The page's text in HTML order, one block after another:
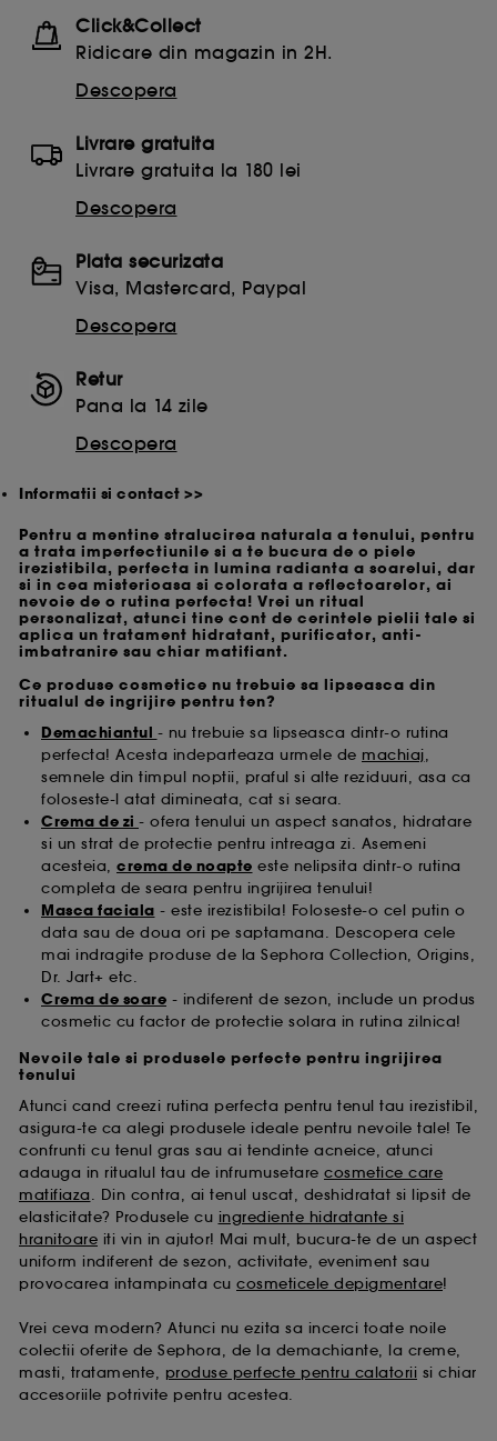
Click&Collect
Ridicare din magazin in 2H.
Descopera
Livrare gratuita
Livrare gratuita la 180 lei
Descopera
Plata securizata
Visa, Mastercard, Paypal
Descopera
Retur
Pana la 14 zile
Descopera
Informatii si contact >>
Pentru a mentine stralucirea naturala a tenului, pentru
a trata imperfectiunile si a te bucura de o piele
irezistibila, perfecta in lumina radianta a soarelui, dar
si in cea misterioasa si colorata a reflectoarelor, ai
nevoie de o rutina perfecta! Vrei un ritual
personalizat, atunci tine cont de cerintele pielii tale si
aplica un tratament hidratant, purificator, anti-
imbatranire sau chiar matifiant.
Ce produse cosmetice nu trebuie sa lipseasca din
ritualul de ingrijire pentru ten?
Demachiantul - nu trebuie sa lipseasca dintr-o rutina
perfecta! Acesta indeparteaza urmele de machiaj,
semnele din timpul noptii, praful si alte reziduuri, asa ca
foloseste-l atat dimineata, cat si seara.
Crema de zi - ofera tenului un aspect sanatos, hidratare
si un strat de protectie pentru intreaga zi. Asemeni
acesteia, crema de noapte este nelipsita dintr-o rutina
completa de seara pentru ingrijirea tenului!
Masca faciala - este irezistibila! Foloseste-o cel putin o
data sau de doua ori pe saptamana. Descopera cele
mai indragite produse de la Sephora Collection, Origins,
Dr. Jart+ etc.
Crema de soare - indiferent de sezon, include un produs
cosmetic cu factor de protectie solara in rutina zilnica!
Nevoile tale si produsele perfecte pentru ingrijirea
tenului
Atunci cand creezi rutina perfecta pentru tenul tau irezistibil,
asigura-te ca alegi produsele ideale pentru nevoile tale! Te
confrunti cu tenul gras sau ai tendinte acneice, atunci
adauga in ritualul tau de infrumusetare cosmetice care
matifiaza. Din contra, ai tenul uscat, deshidratat si lipsit de
elasticitate? Produsele cu ingrediente hidratante si
hranitoare iti vin in ajutor! Mai mult, bucura-te de un aspect
uniform indiferent de sezon, activitate, eveniment sau
provocarea intampinata cu cosmeticele depigmentare!
Vrei ceva modern? Atunci nu ezita sa incerci toate noile
colectii oferite de Sephora, de la demachiante, la creme,
masti, tratamente, produse perfecte pentru calatorii si chiar
accesoriile potrivite pentru acestea.